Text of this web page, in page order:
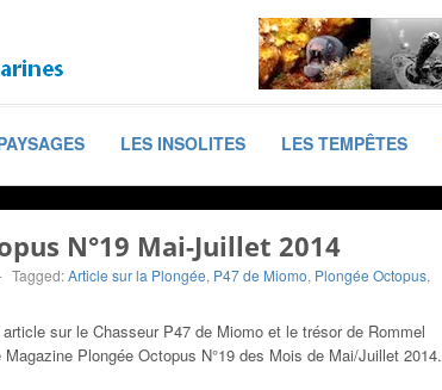
LES INSOLITES LES TEMPÊTES
N°19 Mai-Juillet 2014
Tagged:Article sur la Plongée, P47 de Miomo, Plongée Octopus,
article sur le Chasseur P47 de Miomo et le trésor de Rommel
Magazine Plongée Octopus N°19 des Mois de Mai/Juillet 2014.